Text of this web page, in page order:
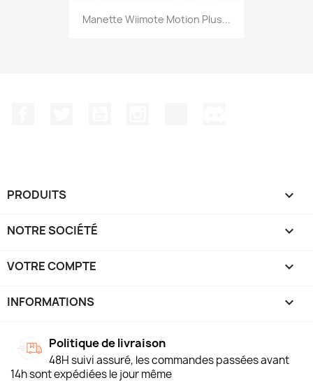
Manette Wiimote Motion Plus...
PRODUITS 
NOTRE SOCIÉTÉ 
VOTRE COMPTE 
INFORMATIONS keyboard_arrow_down
Politique de livraison
48H suivi assuré, les commandes passées avant
14h sont expédiées le jour même